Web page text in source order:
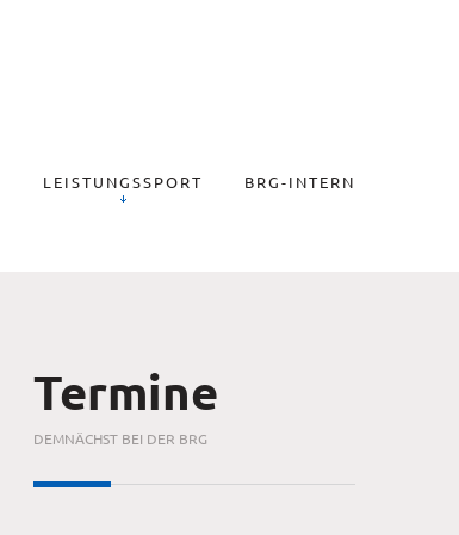
LEISTUNGSSPORT BRG-INTERN
Termine
DEMNÄCHST BEI DER BRG